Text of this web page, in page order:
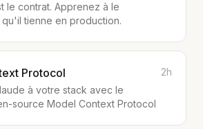
le contrat. Apprenez à le
tienne en production.
Protocol
à votre stack avec le
source Model Context Protocol
2h